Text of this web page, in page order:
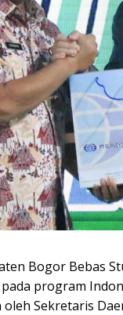
Bogor Bebas
program
Sekretaris